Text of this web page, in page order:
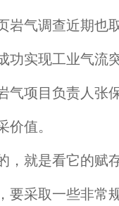
气调查近期也
功实现工业气
气项目负责人
值。
就是看它的赋
要采取一些非